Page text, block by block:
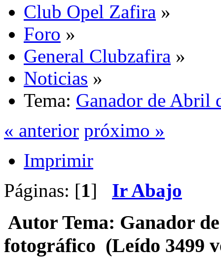
Club Opel Zafira »
Foro »
General Clubzafira »
Noticias »
Tema: Ganador de Abril
« anterior próximo »
Imprimir
Páginas: [1] Ir Abajo
Autor Tema: Ganador
fotográfico (Leído 3499